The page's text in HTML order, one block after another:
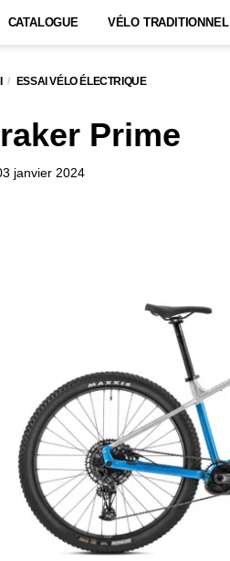
CATALOGUE VÉLO TRADITIONNEL
ESSAI VÉLO ÉLECTRIQUE
Prime
janvier 2024